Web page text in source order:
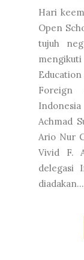
Hari
Open
tujuh
Foreign
Achmad
Ario Nur
Vivid F.
delegasi
diadakan...